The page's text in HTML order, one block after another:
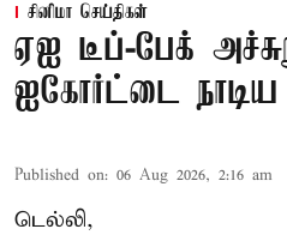
சினிமா செய்திகள்
ஏஐ டீப்-பேக்
ஐகோர்ட்டை நாடிய
Published on: 06 Aug 2026, 2:16 am
டெல்லி,